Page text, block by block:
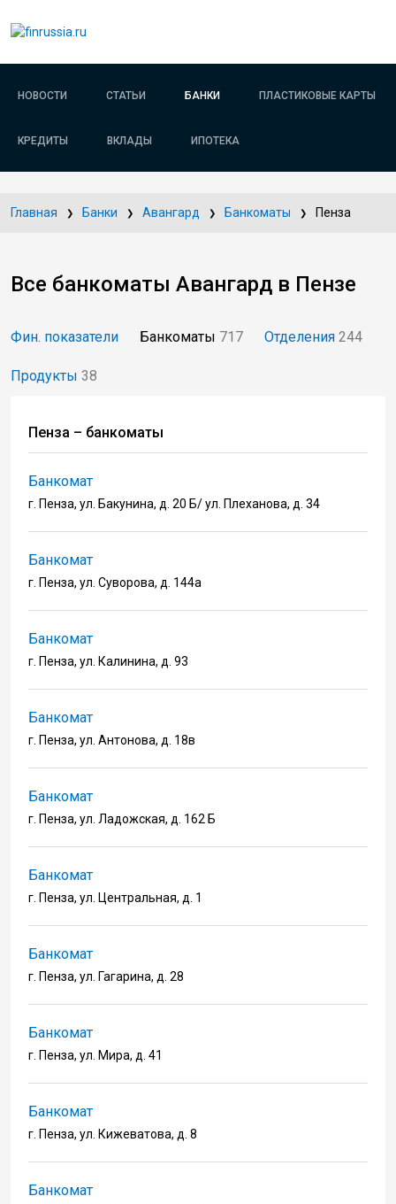
НОВОСТИ СТАТЬИ БАНКИ ПЛАСТИКОВЫЕ КАРТЫ
КРЕДИТЫ ВКЛАДЫ ИПОТЕКА
Главная Банки Авангард Банкоматы Пенза
Все банкоматы Авангард в Пензе
Фин. показатели Банкоматы 717 Отделения 244
Продукты 38
Пенза – банкоматы
Банкомат
г. Пенза, ул. Бакунина, д. 20 Б/ ул. Плеханова, д. 34
Банкомат
г. Пенза, ул. Суворова, д. 144а
Банкомат
г. Пенза, ул. Калинина, д. 93
Банкомат
г. Пенза, ул. Антонова, д. 18в
Банкомат
г. Пенза, ул. Ладожская, д. 162 Б
Банкомат
г. Пенза, ул. Центральная, д. 1
Банкомат
г. Пенза, ул. Гагарина, д. 28
Банкомат
г. Пенза, ул. Мира, д. 41
Банкомат
г. Пенза, ул. Кижеватова, д. 8
Банкомат